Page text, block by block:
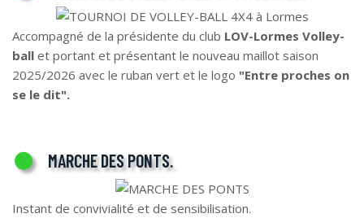
Accompagné de la présidente du club LOV-Lormes Volley-
ball et portant et présentant le nouveau maillot saison
2025/2026 avec le ruban vert et le logo "Entre proches on
se le dit".
MARCHE DES PONTS.
Instant de convivialité et de sensibilisation.